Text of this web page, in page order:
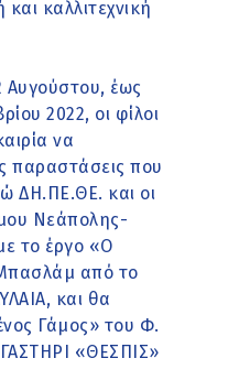
καλλιτεχνική
Αυγούστου, έως
2022, οι φίλοι
να
παραστάσεις που
ΔΗ.ΠΕ.ΘΕ. και οι
Νεάπολης-
το έργο «Ο
από το
και θα
Γάμος» του Φ.
«ΘΕΣΠΙΣ»